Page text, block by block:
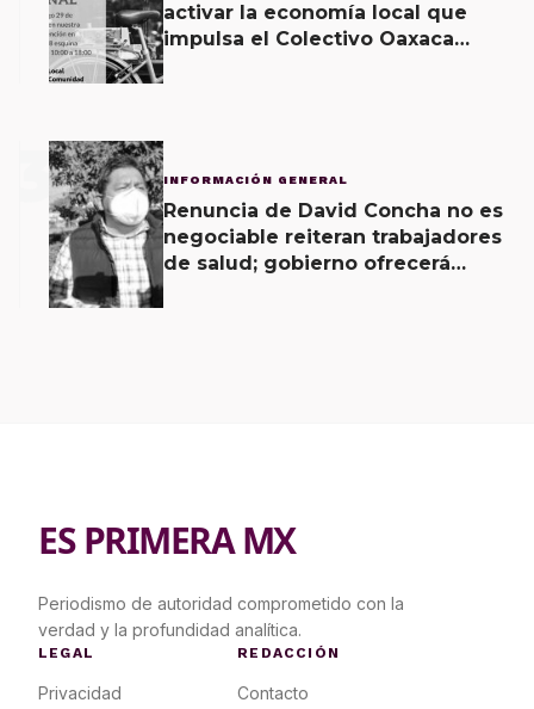
activar la economía local que
impulsa el Colectivo Oaxaca
3 INFORMACIÓN GENERAL
Renuncia de David Concha no es
negociable reiteran trabajadores
de salud; gobierno ofrecerá
ES PRIMERA MX
Periodismo de autoridad comprometido con la
verdad y la profundidad analítica.
LEGAL
Privacidad
REDACCIÓN
Contacto